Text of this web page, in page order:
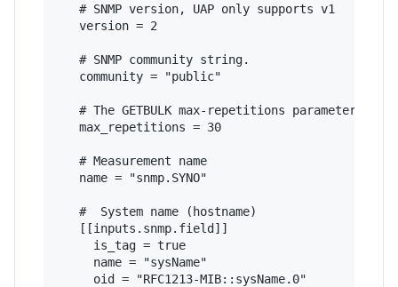
   # SNMP version, UAP only supports v1
   version = 2
   # SNMP community string.
   community = "public"
   # The GETBULK max-repetitions parameter
   max_repetitions = 30
   # Measurement name
   name = "snmp.SYNO"
   #  System name (hostname)
   [[inputs.snmp.field]]
     is_tag = true
     name = "sysName"
     oid = "RFC1213-MIB::sysName.0"